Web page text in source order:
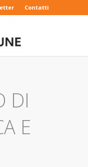
Contatti
DI
E